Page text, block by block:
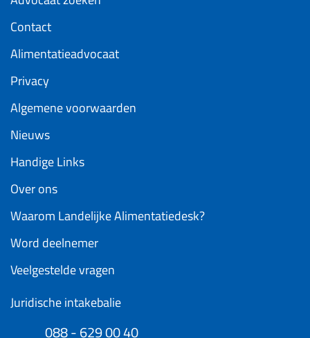
Contact
Alimentatieadvocaat
Privacy
Algemene voorwaarden
Nieuws
Handige Links
Over ons
Waarom Landelijke Alimentatiedesk?
Word deelnemer
Veelgestelde vragen
Juridische intakebalie
088 - 629 00 40